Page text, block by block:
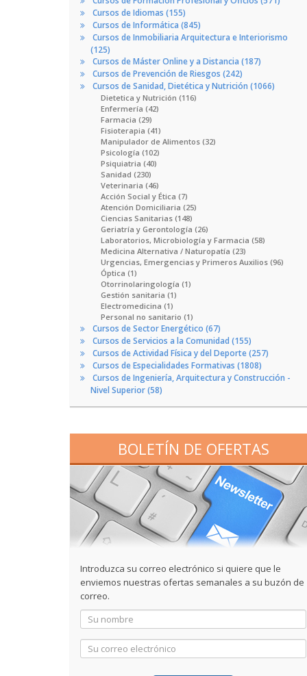
Cursos de Idiomas (155)
Cursos de Informática (845)
Cursos de Inmobiliaria Arquitectura e Interiorismo
(125)
Cursos de Máster Online y a Distancia (187)
Cursos de Prevención de Riesgos (242)
Cursos de Sanidad, Dietética y Nutrición (1066)
Dietetica y Nutrición (116)
Enfermería (42)
Farmacia (29)
Fisioterapia (41)
Manipulador de Alimentos (32)
Psicología (102)
Psiquiatria (40)
Sanidad (230)
Veterinaria (46)
Acción Social y Ética (7)
Atención Domiciliaria (25)
Ciencias Sanitarias (148)
Geriatría y Gerontología (26)
Laboratorios, Microbiología y Farmacia (58)
Medicina Alternativa / Naturopatía (23)
Urgencias, Emergencias y Primeros Auxilios (96)
Óptica (1)
Otorrinolaringología (1)
Gestión sanitaria (1)
Electromedicina (1)
Personal no sanitario (1)
Cursos de Sector Energético (67)
Cursos de Servicios a la Comunidad (155)
Cursos de Actividad Física y del Deporte (257)
Cursos de Especialidades Formativas (1808)
Cursos de Ingeniería, Arquitectura y Construcción -
Nivel Superior (58)
BOLETÍN DE OFERTAS
Introduzca su correo electrónico si quiere que le
enviemos nuestras ofertas semanales a su buzón de
correo.